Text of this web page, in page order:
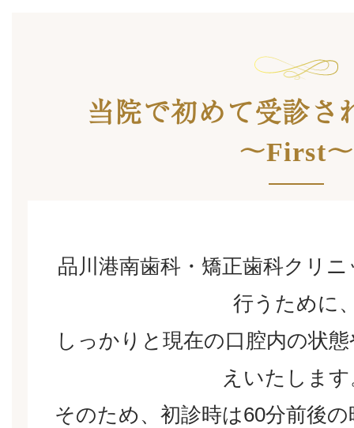
当院で初めて受診さ
〜First〜
品川港南歯科・矯正歯科クリ
⾏うために
しっかりと現在の⼝腔内の状
えいたしま
そのため、初診時は60分前後